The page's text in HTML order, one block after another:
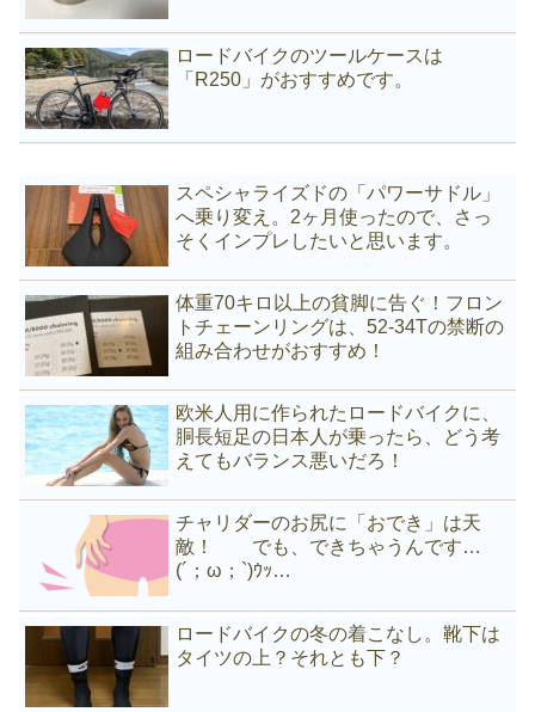
ロードバイクのツールケースは
「R250」がおすすめです。
スペシャライズドの「パワーサドル」
へ乗り変え。2ヶ月使ったので、さっ
そくインプレしたいと思います。
体重70キロ以上の貧脚に告ぐ！フロン
トチェーンリングは、52-34Tの禁断の
組み合わせがおすすめ！
欧米人用に作られたロードバイクに、
胴長短足の日本人が乗ったら、どう考
えてもバランス悪いだろ！
チャリダーのお尻に「おでき」は天
敵！ でも、できちゃうんです…
(´；ω；`)ｳｯ…
ロードバイクの冬の着こなし。靴下は
タイツの上？それとも下？